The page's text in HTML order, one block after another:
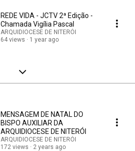
REDE VIDA - JCTV 2ª Edição -
Chamada Vigília Pascal
ARQUIDIOCESE DE NITERÓI
64 views
1 year ago
MENSAGEM DE NATAL DO
BISPO AUXILIAR DA
ARQUIDIOCESE DE NITERÓI
ARQUIDIOCESE DE NITERÓI
172 views
2 years ago